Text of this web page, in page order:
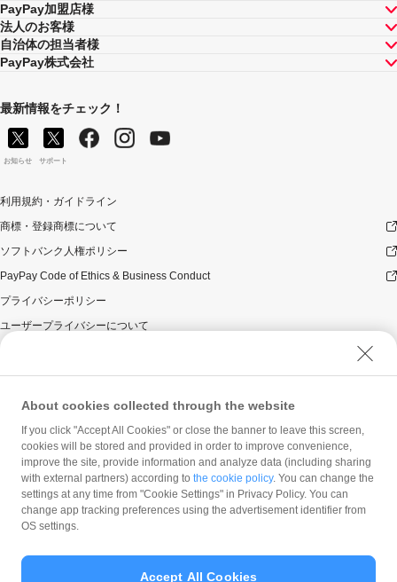
PayPay加盟店様
法人のお客様
自治体の担当者様
PayPay株式会社
最新情報をチェック！
お知らせ サポート
利用規約・ガイドライン
商標・登録商標について
ソフトバンク人権ポリシー
PayPay Code of Ethics & Business Conduct
プライバシーポリシー
ユーザープライバシーについて
ウェブサイト利用規約
反社会的勢力に対する方針
勧誘方針
マネロン等基本方針
カスタマーハラスメントに関する当社の考え方
About cookies collected through the website
If you click "Accept All Cookies" or close the banner to leave this screen,
cookies will be stored and provided in order to improve convenience,
improve the site, provide information and analyze data (including sharing
with external partners) according to the cookie policy. You can change the
settings at any time from "Cookie Settings" in Privacy Policy. You can
change app tracking preferences using the advertisement identifier from
OS settings.
Accept All Cookies